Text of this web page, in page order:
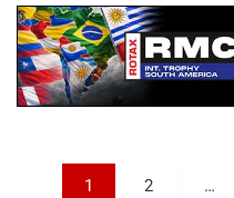
Paginación
1 2 …
Baradero (Buenos Aires)
KDO - F6
Ciudad de Trenque Lauquen (Asfalto)
Trenque Lauquen (Buenos Aires)
Villaguay (Entre Ríos)